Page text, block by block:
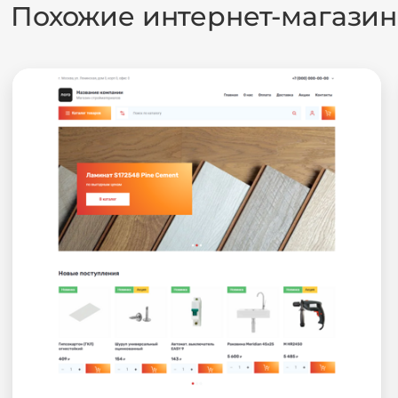
Похожие интернет-